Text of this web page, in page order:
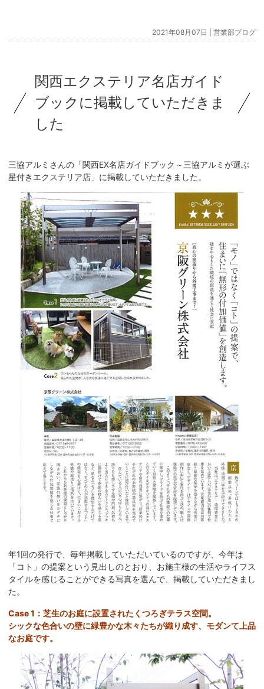
2021年08月07日 | 営業部ブログ
関西エクステリア名店ガイド
ブックに掲載していただきま
した
三協アルミさんの「関西EX名店ガイドブック～三協アルミが選ぶ
星付きエクステリア店」に掲載していただきました。
年1回の発行で、毎年掲載していただいているのですが、今年は
「コト」の提案という見出しのとおり、お施主様の生活やライフス
タイルを感じることができる写真を選んで、掲載していただきまし
た。
Case 1：芝生のお庭に設置されたくつろぎテラス空間。
シックな色合いの壁に緑豊かな木々たちが織り成す、モダンて上品
なお庭です。